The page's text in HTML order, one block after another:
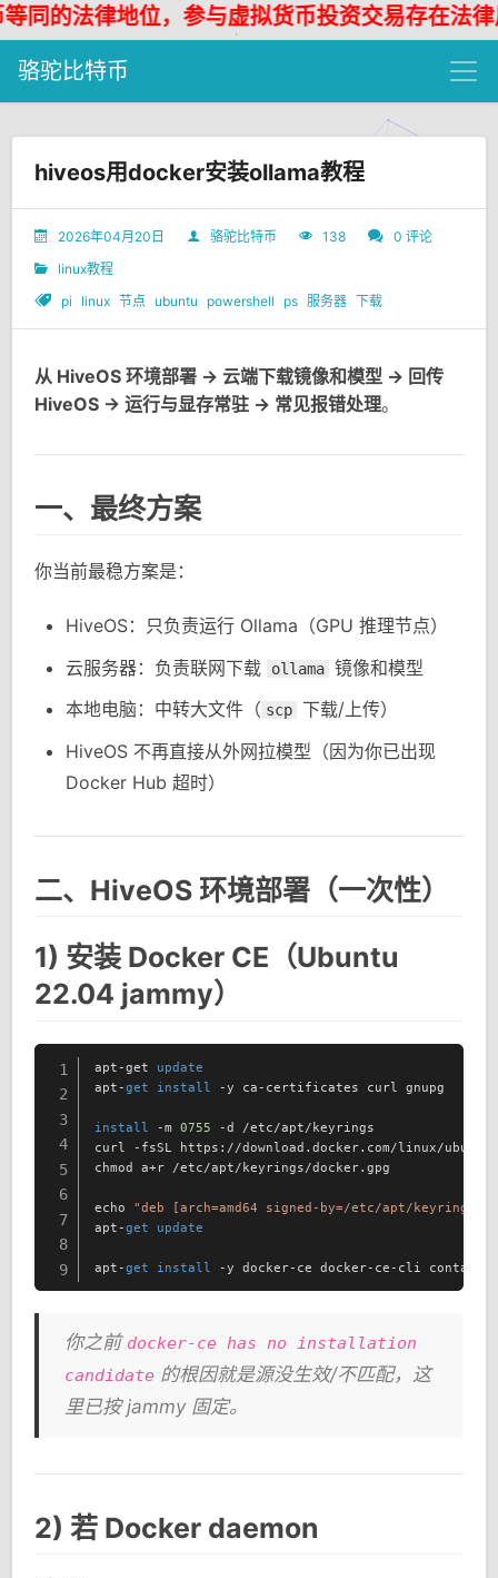
律地位，参与虚拟货币投资交易存在法律风险
骆驼比特币
hiveos用docker安装ollama教程
2026年04月20日 骆驼比特币 138
0 评论
linux教程
pi
linux 节点 ubuntu powershell ps 服务器 下载
从 HiveOS 环境部署 -> 云端下载镜像和模型 -> 回传
HiveOS -> 运行与显存常驻 -> 常见报错处理。
一、最终方案
你当前最稳方案是：
HiveOS：只负责运行 Ollama（GPU 推理节点）
云服务器：负责联网下载
ollama 镜像和模型
本地电脑：中转大文件（ scp
下载/上传）
HiveOS 不再直接从外网拉模型（因为你已出现
Docker Hub 超时）
二、HiveOS 环境部署（一次性）
1) 安装 Docker CE（Ubuntu
22.04 jammy）
1
2
3
4
5
6
7
8
9
apt-get update
apt-get install -y ca-certificates curl gnupg
install -m 0755 -d /etc/apt/keyrings
curl -fsSL https://download.docker.com/linux/
chmod a+r /etc/apt/keyrings/docker.gpg
echo "deb [arch=amd64 signed-by=/etc/apt/keyrings/
apt-get update
apt-get install -y docker-ce docker-ce-cli
你之前 docker-ce has no installation
candidate的根因就是源没生效/不匹配，这
里已按 jammy 固定。
2) 若 Docker daemon